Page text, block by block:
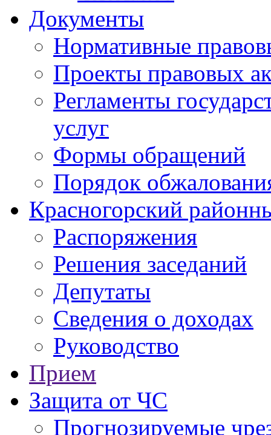
Документы
Нормативные
Проекты правовых
Регламенты
услуг
Формы обращений
Порядок
Красногорский
Распоряжения
Решения заседаний
Депутаты
Сведения о доходах
Руководство
Прием
Защита от ЧС
Прогнозируемые